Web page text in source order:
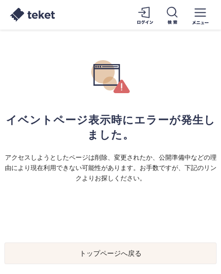
イベントページ表示時にエラーが発生し
ました。
アクセスしようとしたページは削除、変更されたか、公開準備中などの理
由により現在利用できない可能性があります。お手数ですが、下記のリン
クよりお探しください。
トップページへ戻る